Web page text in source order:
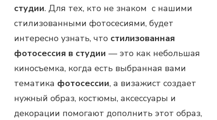
студии. Для тех, кто не знаком с нашими
стилизованными фотосесиями, будет
интересно узнать, что стилизованная
фотосессия в студии — это как небольшая
киносъемка, когда есть выбранная вами
тематика фотосессии, а визажист создает
нужный образ, костюмы, аксессуары и
декорации помогают дополнить этот образ,